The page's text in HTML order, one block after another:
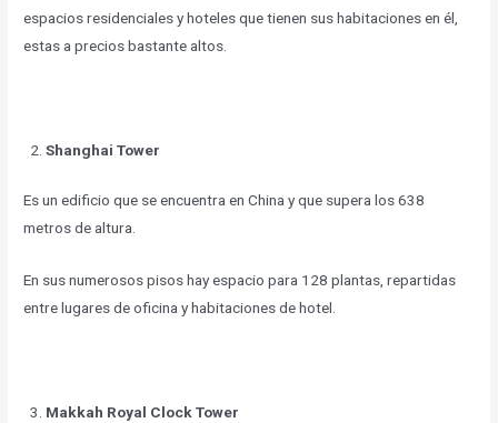
espacios residenciales y hoteles que tienen sus habitaciones en él,
estas a precios bastante altos.
Shanghai Tower
Es un edificio que se encuentra en China y que supera los 638
metros de altura.
En sus numerosos pisos hay espacio para 128 plantas, repartidas
entre lugares de oficina y habitaciones de hotel.
Makkah Royal Clock Tower